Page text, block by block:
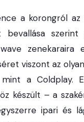
a korongról az
bevallása szerint
zenekaraira
viszont az
mint a Coldplay.
készült – a
ipari és